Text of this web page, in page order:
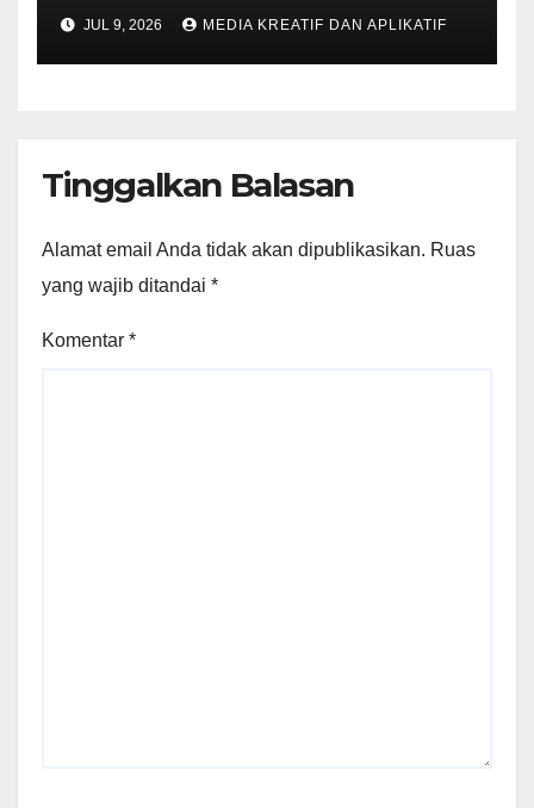
JUL 9, 2026 MEDIA KREATIF DAN APLIKATIF
Tinggalkan Balasan
Alamat email Anda tidak akan dipublikasikan. Ruas
yang wajib ditandai *
Komentar *